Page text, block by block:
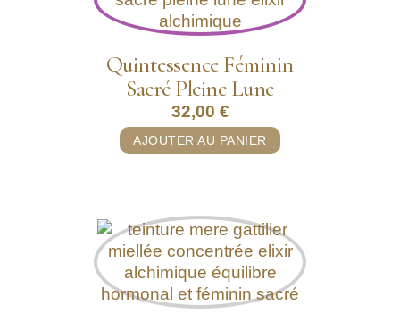
Quintessence Féminin
Sacré Pleine Lune
32,00 €
AJOUTER AU PANIER